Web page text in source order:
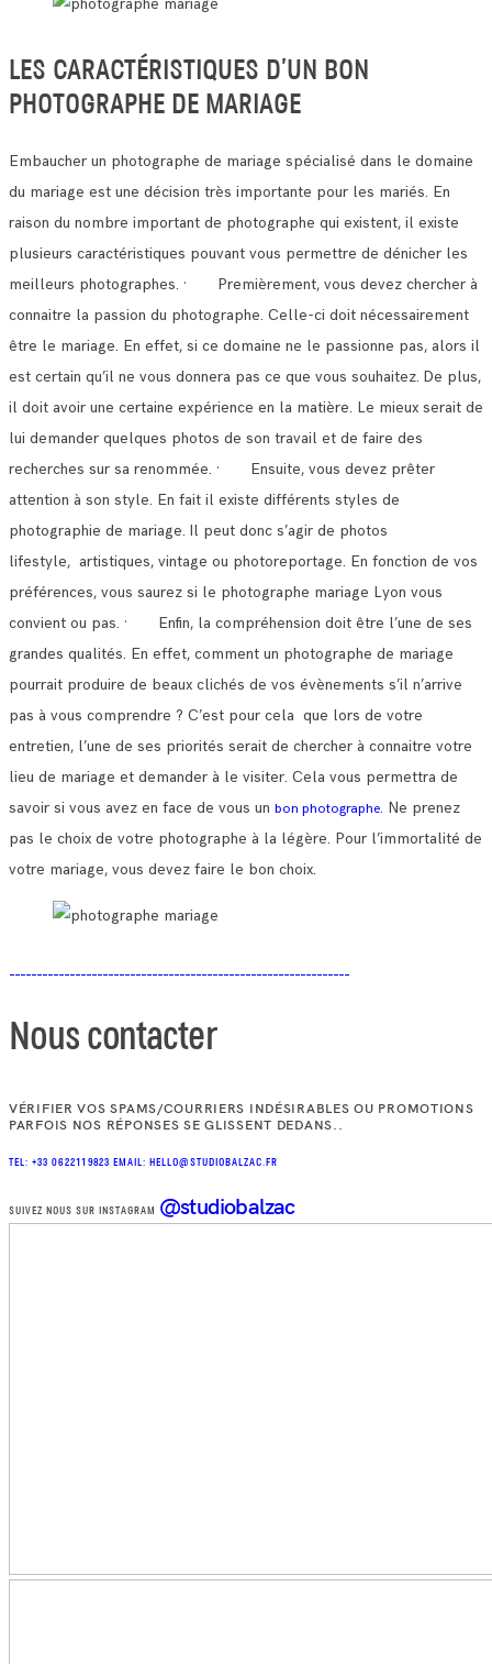
LES CARACTÉRISTIQUES D’UN BON
PHOTOGRAPHE DE MARIAGE
Embaucher un photographe de mariage spécialisé dans le domaine
du mariage est une décision très importante pour les mariés. En
raison du nombre important de photographe qui existent, il existe
plusieurs caractéristiques pouvant vous permettre de dénicher les
meilleurs photographes. · Premièrement, vous devez chercher à
connaitre la passion du photographe. Celle-ci doit nécessairement
être le mariage. En effet, si ce domaine ne le passionne pas, alors il
est certain qu’il ne vous donnera pas ce que vous souhaitez. De plus,
il doit avoir une certaine expérience en la matière. Le mieux serait de
lui demander quelques photos de son travail et de faire des
recherches sur sa renommée. · Ensuite, vous devez prêter
attention à son style. En fait il existe différents styles de
photographie de mariage. Il peut donc s’agir de photos
lifestyle, artistiques, vintage ou photoreportage. En fonction de vos
préférences, vous saurez si le photographe mariage Lyon vous
convient ou pas. · Enfin, la compréhension doit être l’une de ses
grandes qualités. En effet, comment un photographe de mariage
pourrait produire de beaux clichés de vos évènements s’il n’arrive
pas à vous comprendre ? C’est pour cela que lors de votre
entretien, l’une de ses priorités serait de chercher à connaitre votre
lieu de mariage et demander à le visiter. Cela vous permettra de
savoir si vous avez en face de vous un bon photographe. Ne prenez
pas le choix de votre photographe à la légère. Pour l’immortalité de
votre mariage, vous devez faire le bon choix.
Nous contacter
VÉRIFIER VOS SPAMS/COURRIERS INDÉSIRABLES OU PROMOTIONS
PARFOIS NOS RÉPONSES SE GLISSENT DEDANS..
TEL: +33 0622119823 EMAIL: HELLO@STUDIOBALZAC.FR
SUIVEZ NOUS SUR INSTAGRAM @studiobalzac